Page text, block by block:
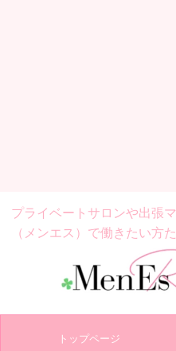
プライベートサロンや出張
（メンエス）で働きたい方
トップページ